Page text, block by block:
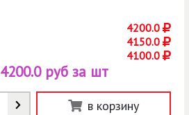
4200.0
4150.0
4100.0
4200.0 руб за шт
в корзину